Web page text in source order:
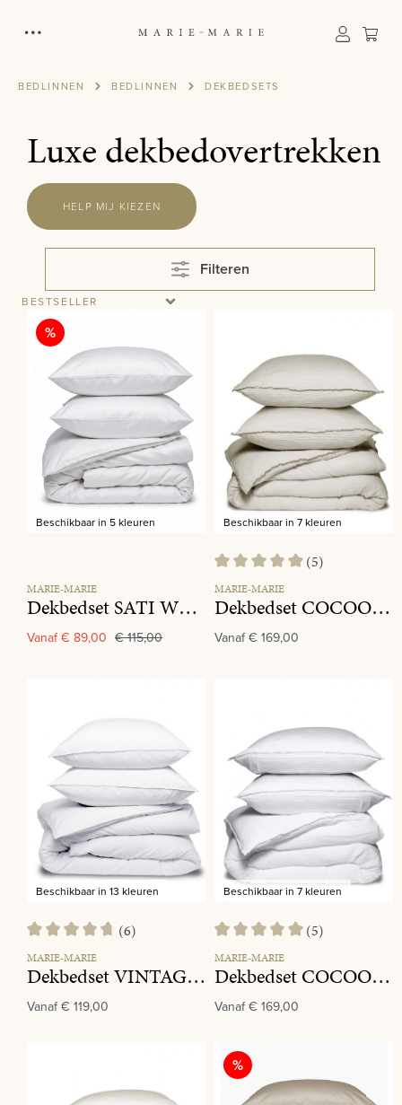
BEDLINNEN BEDLINNEN DEKBEDSETS
Luxe dekbedovertrekken
HELP MIJ KIEZEN
Filteren
Korting
%
Beschikbaar in 5 kleuren
MARIE-MARIE
Dekbedset SATI White
Vanaf€ 89,00 € 115,00
Beschikbaar in 7 kleuren
Gemiddelde waardering van 5
(5)
MARIE-MARIE
Dekbedset COCOON Oatmeal
Vanaf€ 169,00
Beschikbaar in 13 kleuren
Gemiddelde waardering van 4.8 van 5 sterren
(6)
MARIE-MARIE
Dekbedset VINTAGE COTTON White Snow
Vanaf€ 119,00
Beschikbaar in 7 kleuren
Gemiddelde waardering van 5
(5)
MARIE-MARIE
Dekbedset COCOON White
Vanaf€ 169,00
Korting
%